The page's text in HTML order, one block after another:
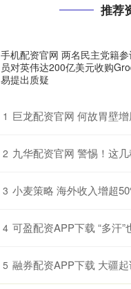
推荐
手机配资官网 两名民主党籍参
员对英伟达200亿美元收购
易提出质疑
1 巨龙配资官网 何故胃壁增厚者屡见不鲜？
2 九华配资官网 警惕！这几种“春困”
3 小麦策略 海外收入增超50%！金风
4 可盈配资APP下载 “多汗”也是病？医
5 融券配资APP下载 大疆起诉